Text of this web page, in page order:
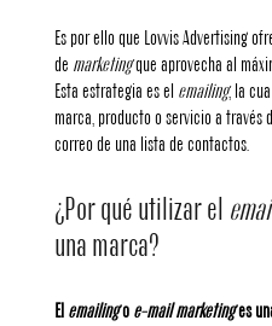
Es por ello que Lovvis Advertising
de marketingque aprovecha al
Esta estrategia es el emailing, la
marca, producto o servicio a través
correo de una lista de contactos.
¿Por qué utilizar el
una marca?
El emailingo e-mail marketinges